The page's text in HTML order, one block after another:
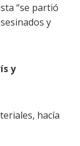
“se partió
y
y
hacía